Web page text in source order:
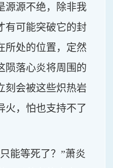
源源不绝，除非我
有可能突破它的封
处的位置，定然
陨落心炎将周围的
刻会被这些炽热岩
火，怕也支持不了
能等死了？”萧炎